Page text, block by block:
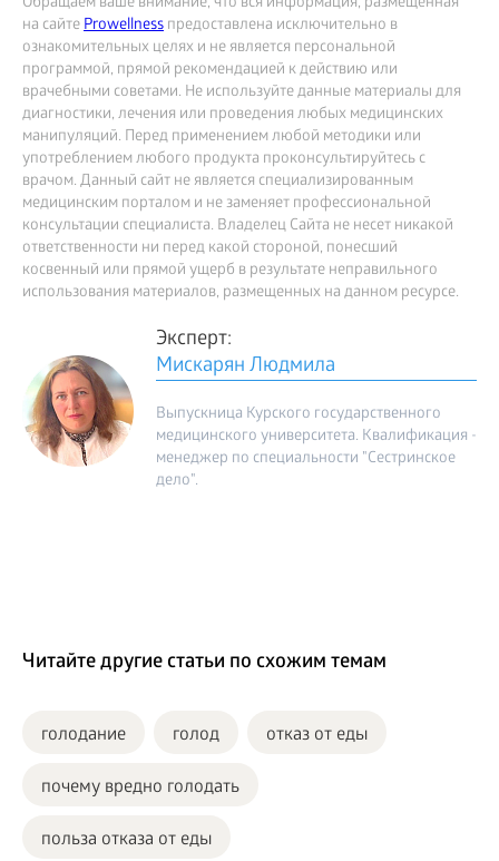
на сайтеProwellness предоставлена исключительно в
ознакомительных целях и не является персональной
программой, прямой рекомендацией к действию или
врачебными советами. Не используйте данные материалы для
диагностики, лечения или проведения любых медицинских
манипуляций. Перед применением любой методики или
употреблением любого продукта проконсультируйтесь с
врачом. Данный сайт не является специализированным
медицинским порталом и не заменяет профессиональной
консультации специалиста. Владелец Сайта не несет никакой
ответственности ни перед какой стороной, понесший
косвенный или прямой ущерб в результате неправильного
использования материалов, размещенных на данном ресурсе.
Эксперт:
Мискарян Людмила
Выпускница Курского государственного
медицинского университета. Квалификация -
менеджер по специальности "Сестринское
дело".
Читайте другие статьи по схожим темам
голодание голод отказ от еды
почему вредно голодать
польза отказа от еды